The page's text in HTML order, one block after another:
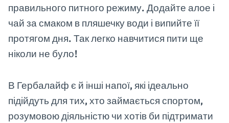
правильного питного режиму. Додайте алое і
чай за смаком в пляшечку води і випийте її
протягом дня. Так легко навчитися пити ще
ніколи не було!
В Гербалайф є й інші напої, які ідеально
підійдуть для тих, хто займається спортом,
розумовою діяльністю чи хотів би підтримати